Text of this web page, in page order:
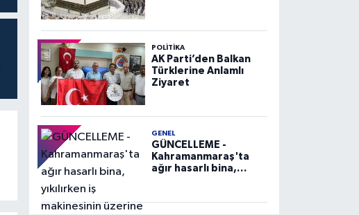
POLITIKA
AK Parti’den Balkan
Türklerine Anlamlı
Ziyaret
GENEL
GÜNCELLEME -
Kahramanmaraş'ta
ağır hasarlı bina,
devrildi